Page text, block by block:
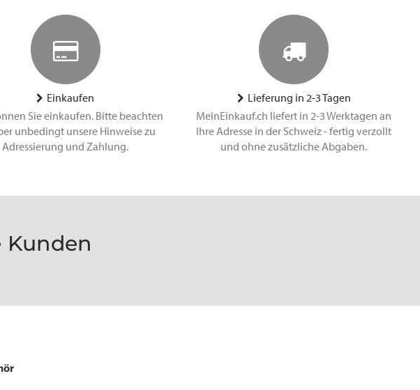
Einkaufen
Sie einkaufen. Bitte beachten
unbedingt unsere Hinweise zu
Adressierung und Zahlung.
Lieferung in 2-3 Tagen
MeinEinkauf.ch liefert in 2-3 Werktagen an
Ihre Adresse in der Schweiz - fertig verzollt
und ohne zusätzliche Abgaben.
Kunden